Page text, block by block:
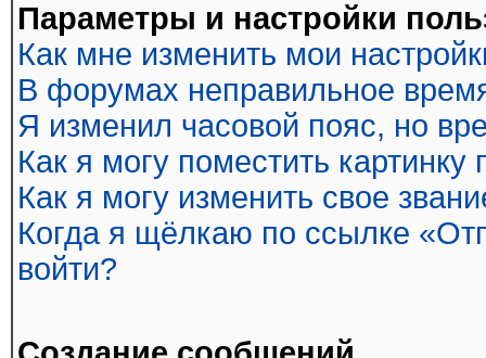
Параметры и настройки
Как мне изменить мои
В форумах неправильное
Я изменил часовой пояс, но
Как я могу поместить
Как я могу изменить свое
Когда я щёлкаю по ссылке
войти?